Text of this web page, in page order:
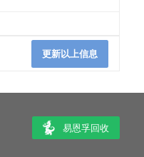
更新以上信息
易恩孚回收